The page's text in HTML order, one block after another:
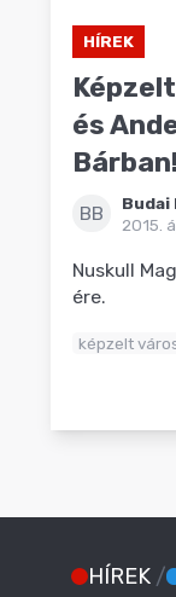
HÍREK
és
Bárban!
BB
Budai
2015.
Nuskull
ére.
képzelt
HÍREK /